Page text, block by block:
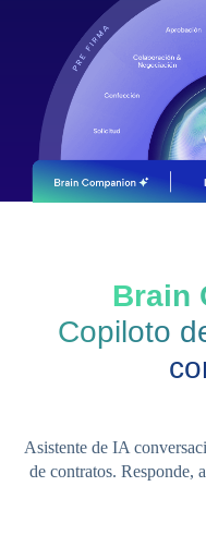
Brain
Copiloto
Asistente de IA
de contratos. Responde,